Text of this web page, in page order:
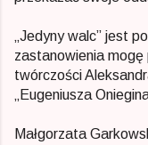
„Jedyny walc” jest
zastanowienia mogę
twórczości
„Eugeniusza
Małgorzata